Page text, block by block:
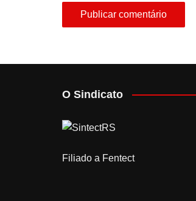
O Sindicato
Filiado a Fentect